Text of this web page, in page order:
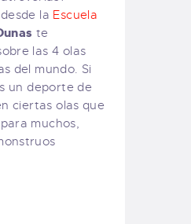
la Escuela
te
las 4 olas
del mundo. Si
un deporte de
ciertas olas que
muchos,